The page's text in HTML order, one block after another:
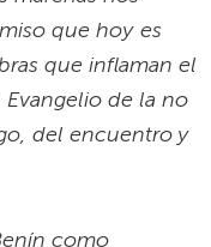
como
seminaristas
de
de paz a
que se conviertan
nuevo.